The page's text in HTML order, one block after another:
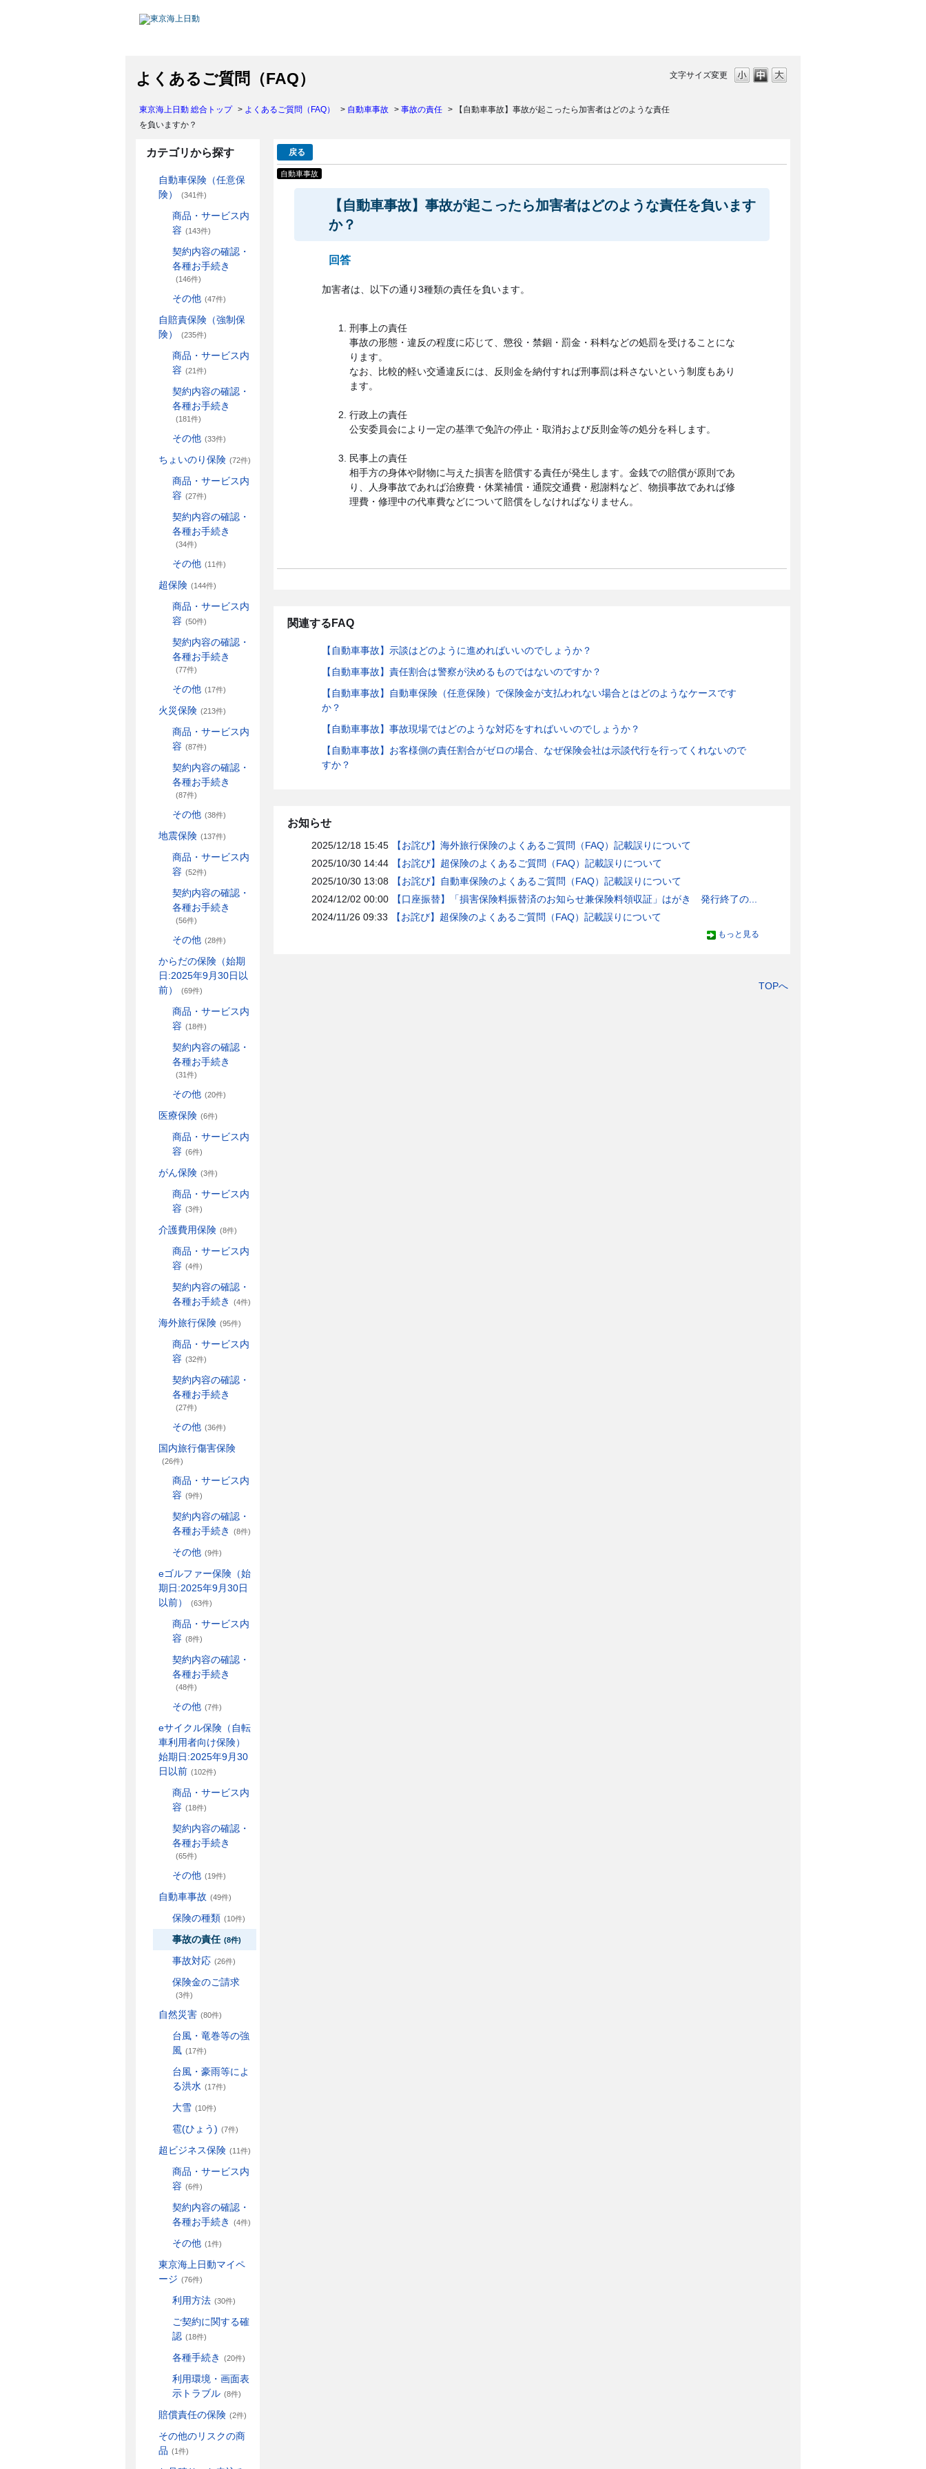
よくあるご質問（FAQ） 文字サイズ変更
東京海上日動 総合トップ > よくあるご質問（FAQ） > 自動車事故 > 事故の責任 >
【自動車事故】事故が起こったら加害者はどのような責任
を負いますか？
カテゴリから探す
自動車保険（任意保
険）
(341件)
商品・サービス内
容 (143件)
契約内容の確認・
各種お手続き
(146件)
その他 (47件)
自賠責保険（強制保
険）
(235件)
商品・サービス内
容 (21件)
契約内容の確認・
各種お手続き
(181件)
その他 (33件)
ちょいのり保険 (72件)
商品・サービス内
容 (27件)
契約内容の確認・
各種お手続き
(34件)
その他 (11件)
超保険 (144件)
商品・サービス内
容 (50件)
契約内容の確認・
各種お手続き
(77件)
その他 (17件)
火災保険 (213件)
商品・サービス内
容 (87件)
契約内容の確認・
各種お手続き
(87件)
その他 (38件)
地震保険 (137件)
商品・サービス内
容 (52件)
契約内容の確認・
各種お手続き
(56件)
その他 (28件)
からだの保険（始期
日:2025年9月30日以
前）
(69件)
商品・サービス内
容 (18件)
契約内容の確認・
各種お手続き
(31件)
その他 (20件)
医療保険 (6件)
商品・サービス内
容 (6件)
がん保険 (3件)
商品・サービス内
容 (3件)
介護費用保険 (8件)
商品・サービス内
容 (4件)
契約内容の確認・
各種お手続き
(4件)
海外旅行保険 (95件)
商品・サービス内
容 (32件)
契約内容の確認・
各種お手続き
(27件)
その他 (36件)
国内旅行傷害保険
(26件)
商品・サービス内
容 (9件)
契約内容の確認・
各種お手続き
(8件)
その他 (9件)
eゴルファー保険（始
期日:2025年9月30日
以前）
(63件)
商品・サービス内
容 (8件)
契約内容の確認・
各種お手続き
(48件)
その他 (7件)
eサイクル保険（自転
車利用者向け保険）
始期日:2025年9月30
日以前 (102件)
商品・サービス内
容 (18件)
契約内容の確認・
各種お手続き
(65件)
その他 (19件)
自動車事故 (49件)
保険の種類 (10件)
事故の責任 (8件)
事故対応 (26件)
保険金のご請求
(3件)
自然災害 (80件)
台風・竜巻等の強
風 (17件)
台風・豪雨等によ
る洪水 (17件)
大雪 (10件)
雹(ひょう) (7件)
超ビジネス保険 (11件)
商品・サービス内
容 (6件)
契約内容の確認・
各種お手続き
(4件)
その他 (1件)
東京海上日動マイペ
ージ (76件)
利用方法 (30件)
ご契約に関する確
認 (18件)
各種手続き (20件)
利用環境・画面表
示トラブル (8件)
賠償責任の保険 (2件)
その他のリスクの商
品 (1件)
戻る
自動車事故
【自動車事故】事故が起こったら加害者はどのような責任を負います
か？
回答
加害者は、以下の通り3種類の責任を負います。
刑事上の責任
事故の形態・違反の程度に応じて、懲役・禁錮・罰金・科料などの処罰を受けることにな
ります。
なお、比較的軽い交通違反には、反則金を納付すれば刑事罰は科さないという制度もあり
ます。
行政上の責任
公安委員会により一定の基準で免許の停止・取消および反則金等の処分を科します。
民事上の責任
相手方の身体や財物に与えた損害を賠償する責任が発生します。金銭での賠償が原則であ
り、人身事故であれば治療費・休業補償・通院交通費・慰謝料など、物損事故であれば修
理費・修理中の代車費などについて賠償をしなければなりません。
関連するFAQ
【自動車事故】示談はどのように進めればいいのでしょうか？
【自動車事故】責任割合は警察が決めるものではないのですか？
【自動車事故】自動車保険（任意保険）で保険金が支払われない場合とはどのようなケースです
か？
【自動車事故】事故現場ではどのような対応をすればいいのでしょうか？
【自動車事故】お客様側の責任割合がゼロの場合、なぜ保険会社は示談代行を行ってくれないので
すか？
お知らせ
2025/12/18 15:45
【お詫び】海外旅行保険のよくあるご質問（FAQ）記載誤りについて
2025/10/30 14:44
【お詫び】超保険のよくあるご質問（FAQ）記載誤りについて
2025/10/30 13:08
【お詫び】自動車保険のよくあるご質問（FAQ）記載誤りについて
2024/12/02 00:00
【口座振替】「損害保険料振替済のお知らせ兼保険料領収証」はがき 発行終了の...
2024/11/26 09:33
【お詫び】超保険のよくあるご質問（FAQ）記載誤りについて
もっと見る
TOPへ